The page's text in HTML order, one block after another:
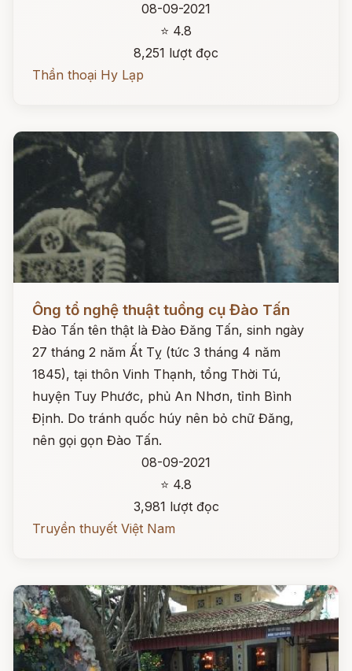
08-09-2021
⭐ 4.8
8,251 lượt đọc
Thần thoại Hy Lạp
Đọc ngay
Ông tổ nghệ thuật tuồng cụ Đào Tấn
Đào Tấn tên thật là Đào Đăng Tấn, sinh ngày
27 tháng 2 năm Ất Tỵ (tức 3 tháng 4 năm
1845), tại thôn Vinh Thạnh, tổng Thời Tú,
huyện Tuy Phước, phủ An Nhơn, tỉnh Bình
Định. Do tránh quốc húy nên bỏ chữ Đăng,
nên gọi gọn Đào Tấn.
08-09-2021
⭐ 4.8
3,981 lượt đọc
Truyền thuyết Việt Nam